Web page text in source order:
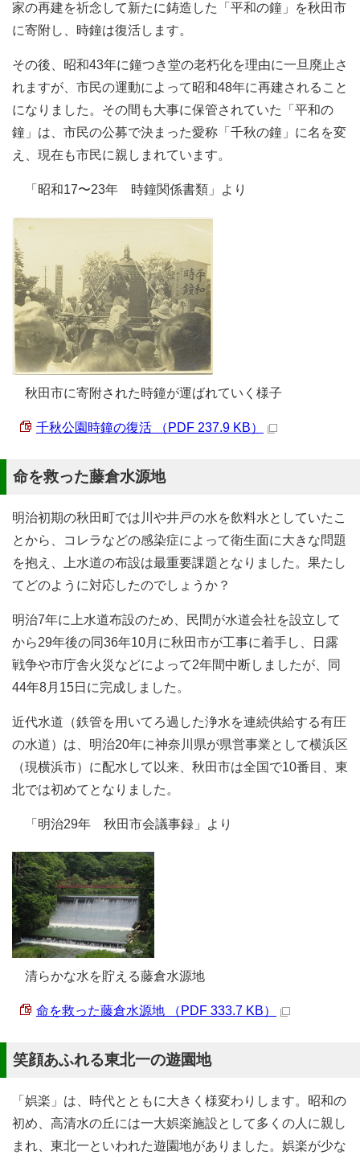
家の再建を祈念して新たに鋳造した「平和の鐘」を秋田市
に寄附し、時鐘は復活します。
その後、昭和43年に鐘つき堂の老朽化を理由に一旦廃止さ
れますが、市民の運動によって昭和48年に再建されること
になりました。その間も大事に保管されていた「平和の
鐘」は、市民の公募で決まった愛称「千秋の鐘」に名を変
え、現在も市民に親しまれています。
「昭和17〜23年 時鐘関係書類」より
秋田市に寄附された時鐘が運ばれていく様子
千秋公園時鐘の復活 （PDF 237.9 KB）
命を救った藤倉水源地
明治初期の秋田町では川や井戸の水を飲料水としていたこ
とから、コレラなどの感染症によって衛生面に大きな問題
を抱え、上水道の布設は最重要課題となりました。果たし
てどのように対応したのでしょうか？
明治7年に上水道布設のため、民間が水道会社を設立して
から29年後の同36年10月に秋田市が工事に着手し、日露
戦争や市庁舎火災などによって2年間中断しましたが、同
44年8月15日に完成しました。
近代水道（鉄管を用いてろ過した浄水を連続供給する有圧
の水道）は、明治20年に神奈川県が県営事業として横浜区
（現横浜市）に配水して以来、秋田市は全国で10番目、東
北では初めてとなりました。
「明治29年 秋田市会議事録」より
清らかな水を貯える藤倉水源地
命を救った藤倉水源地 （PDF 333.7 KB）
笑顔あふれる東北一の遊園地
「娯楽」は、時代とともに大きく様変わりします。昭和の
初め、高清水の丘には一大娯楽施設として多くの人に親し
まれ、東北一といわれた遊園地がありました。娯楽が少な